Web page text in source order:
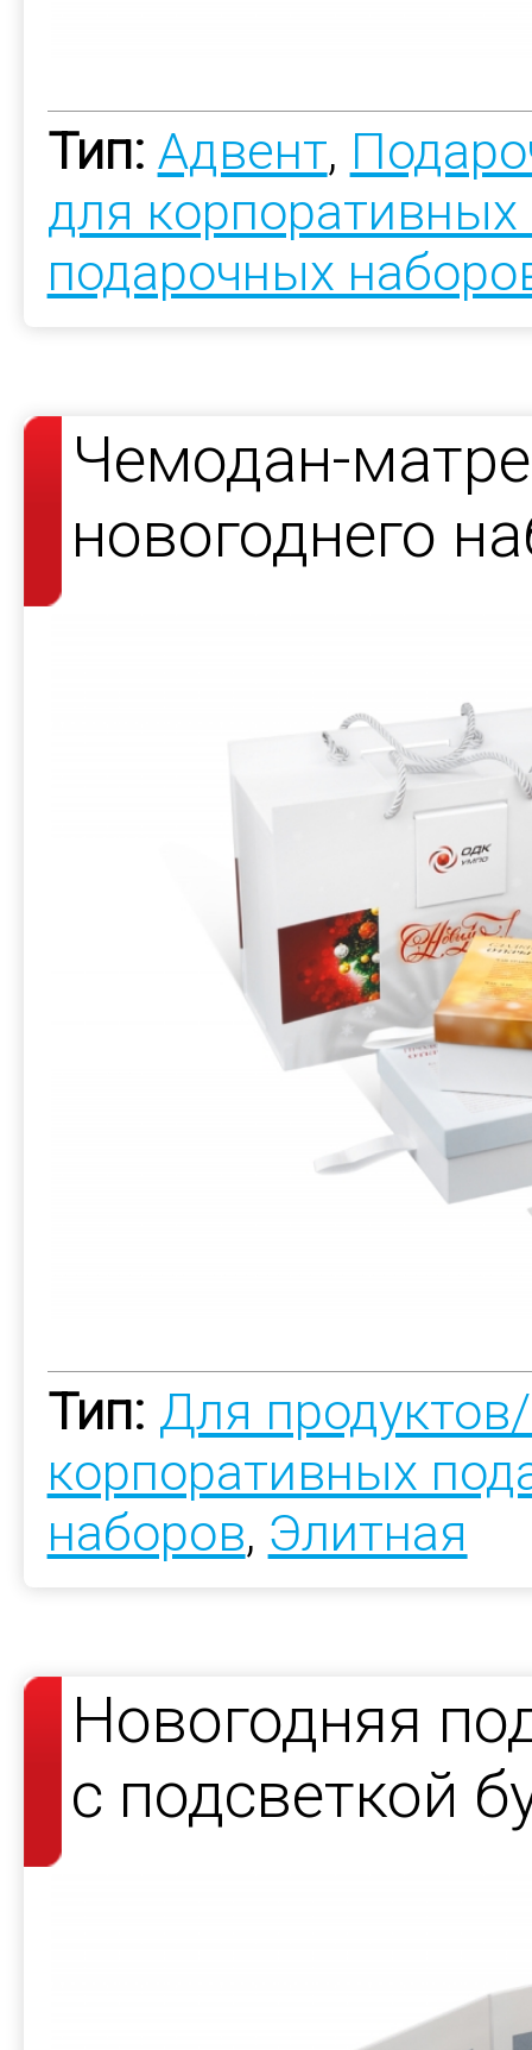
Тип: Адвент,
для корпоративных
подарочных
Чемодан-
новогоднего
Тип: Для
корпоративных
наборов, Элитная
Новогодняя
с подсветкой